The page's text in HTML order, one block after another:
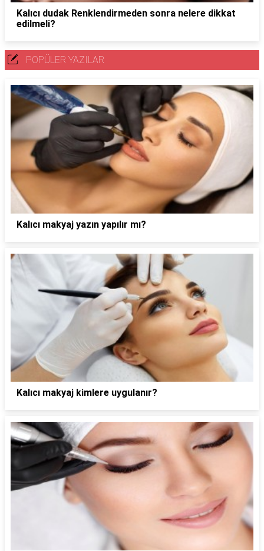
Kalıcı dudak Renklendirmeden sonra nelere dikkat
edilmeli?
POPÜLER YAZILAR
Kalıcı makyaj yazın yapılır mı?
Kalıcı makyaj kimlere uygulanır?